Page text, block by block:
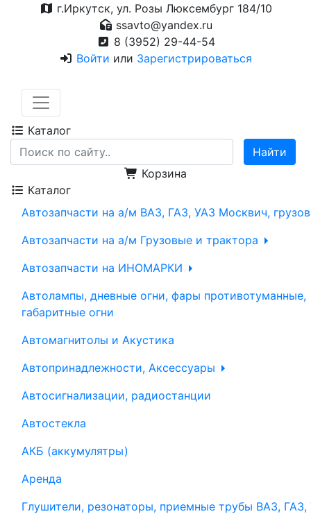
г.Иркутск, ул. Розы Люксембург 184/10
ssavto@yandex.ru
8 (3952) 29-44-54
Войти или Зарегистрироваться
Каталог
Корзина
Каталог
Автозапчасти на а/м ВАЗ, ГАЗ, УАЗ Москвич,
Автозапчасти на а/м Грузовые и трактора
Автозапчасти на ИНОМАРКИ
Автолампы, дневные огни, фары противотуманные,
габаритные огни
Автомагнитолы и Акустика
Автопринадлежности, Аксессуары
Автосигнализации, радиостанции
Автостекла
АКБ (аккумулятры)
Аренда
Глушители, резонаторы, приемные трубы ВАЗ, ГАЗ,